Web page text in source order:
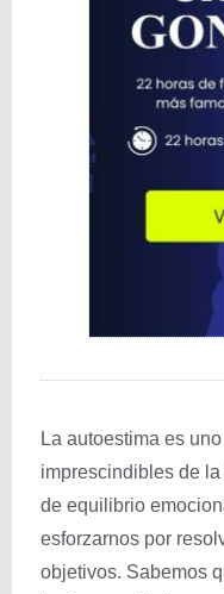
La autoestima es
imprescindibles de
de equilibrio
esforzarnos por
objetivos. Sabemos